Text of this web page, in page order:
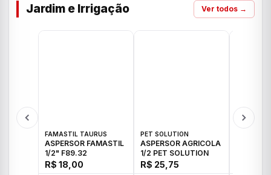
Jardim e Irrigação Ver todos →
FAMASTIL TAURUS
ASPERSOR FAMASTIL
1/2" F89.32
R$ 18,00
PET SOLUTION
ASPERSOR AGRICOLA
1/2 PET SOLUTION
R$ 25,75